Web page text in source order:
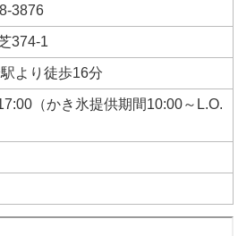
3876
374-1
より徒歩16分
（かき氷提供期間10:00～L.O.